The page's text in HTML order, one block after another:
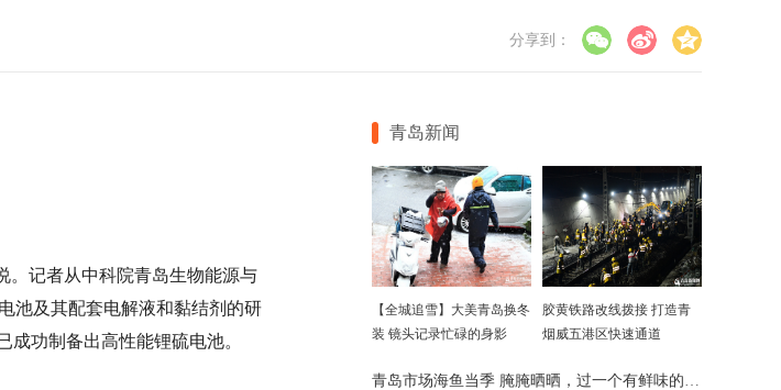
分享到：
。记者从中科院青岛生物能源与
池及其配套电解液和黏结剂的研
功制备出高性能锂硫电池。
青岛新闻
【全城追雪】大美青岛换冬
装 镜头记录忙碌的身影
胶黄铁路改线拨接 打造青
烟威五港区快速通道
青岛市场海鱼当季 腌腌晒晒，过一个有鲜味的冬天